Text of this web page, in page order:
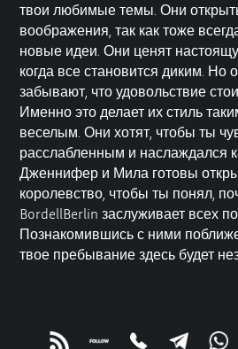
твои любимые темы. Они
воображения, так как тоже
новые идеи. Они ценят
когда все становится диким. Но
забывают, что удовольствие
Именно это делает их стиль
веселым. Они хотят, чтобы ты
расслабленным и наслаждался
Дженнифер и Мила готовы
королевство, чтобы ты понял,
BordellBerlin заслуживает всех
Познакомившись с ними
твое пребывание здесь будет